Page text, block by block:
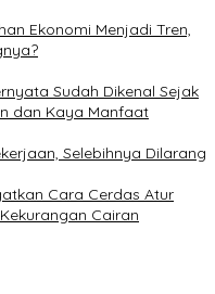
Ekonomi Menjadi Tren,
Sudah Dikenal Sejak
dan Kaya Manfaat
Selebihnya Dilarang
Cara Cerdas Atur
Cairan